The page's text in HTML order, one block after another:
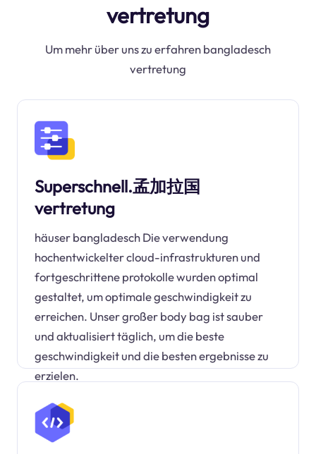
vertretung
Um mehr über uns zu erfahren bangladesch
vertretung
Superschnell.孟加拉国
vertretung
häuser bangladesch Die verwendung
hochentwickelter cloud-infrastrukturen und
fortgeschrittene protokolle wurden optimal
gestaltet, um optimale geschwindigkeit zu
erreichen. Unser großer body bag ist sauber
und aktualisiert täglich, um die beste
geschwindigkeit und die besten ergebnisse zu
erzielen.